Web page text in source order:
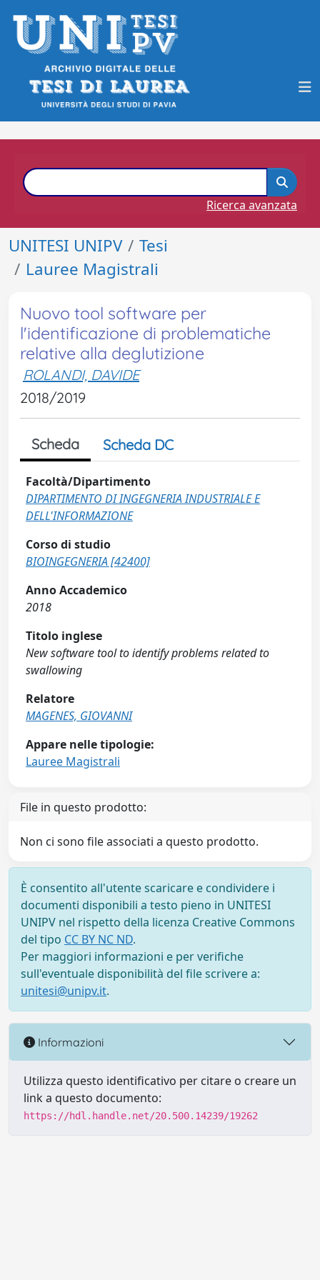
Ricerca avanzata
UNITESI UNIPV
Tesi
Lauree Magistrali
Nuovo tool software per
l'identificazione di problematiche
relative alla deglutizione
ROLANDI, DAVIDE
2018/2019
Scheda Scheda DC
Facoltà/Dipartimento
DIPARTIMENTO DI INGEGNERIA INDUSTRIALE E
DELL'INFORMAZIONE
Corso di studio
BIOINGEGNERIA [42400]
Anno Accademico
2018
Titolo inglese
New software tool to identify problems related to
swallowing
Relatore
MAGENES, GIOVANNI
Appare nelle tipologie:
Lauree Magistrali
File in questo prodotto:
Non ci sono file associati a questo prodotto.
È consentito all'utente scaricare e condividere i
documenti disponibili a testo pieno in UNITESI
UNIPV nel rispetto della licenza Creative Commons
del tipo CC BY NC ND.
Per maggiori informazioni e per verifiche
sull'eventuale disponibilità del file scrivere a:
unitesi@unipv.it.
Informazioni
Utilizza questo identificativo per citare o creare un
link a questo documento:
https://hdl.handle.net/20.500.14239/19262